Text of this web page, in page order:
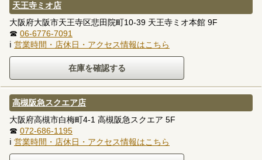
天王寺ミオ店
大阪府大阪市天王寺区悲田院町10-39 天王寺ミオ本館 9F
☎ 06-6776-7091
ℹ 営業時間・店休日・アクセス情報はこちら
高槻阪急スクエア店
大阪府高槻市白梅町4-1 高槻阪急スクエア 5F
☎ 072-686-1195
ℹ 営業時間・店休日・アクセス情報はこちら